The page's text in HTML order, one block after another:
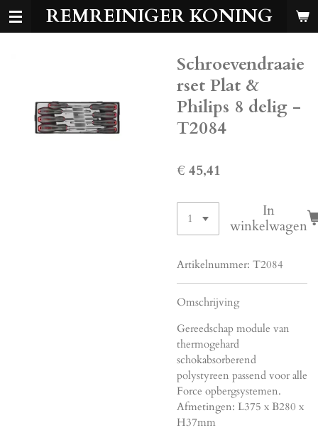
Ga
REMREINIGER KONING
Schroevendraaie
rset Plat &
Philips 8 delig -
T2084
€ 45,41
In
winkelwagen
Artikelnummer: T2084
Omschrijving
Gereedschap module van
thermogehard
schokabsorberend
polystyreen passend voor alle
Force opbergsystemen.
Afmetingen: L375 x B280 x
H37mm